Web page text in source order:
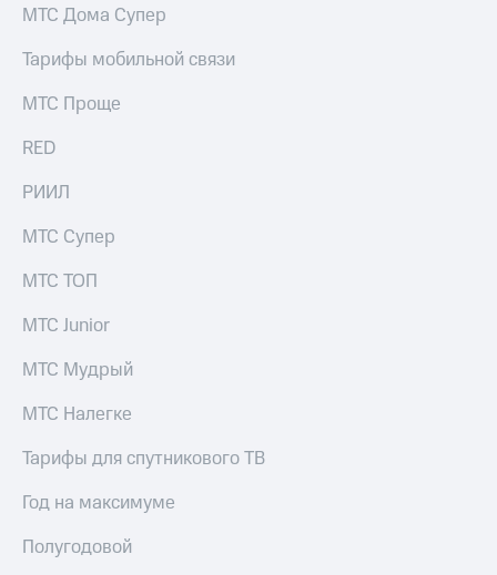
Корпоративный
Раскрытие
Информация
акционеров
Личный
кабинет
акционера
Акционерный
капитал
Контроль
и
Рынок
Программа
Порядок
МТС Дома Супер
Тарифы мобильной связи
МТС Проще
RED
РИИЛ
МТС Супер
МТС ТОП
МТС Junior
МТС Мудрый
МТС Налегке
Тарифы для спутникового ТВ
Год на максимуме
Полугодовой